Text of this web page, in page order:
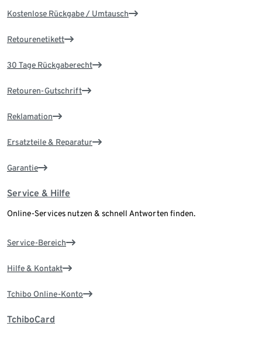
Kostenlose Rückgabe / Umtausch
Retourenetikett
30 Tage Rückgaberecht
Retouren-Gutschrift
Reklamation
Ersatzteile & Reparatur
Garantie
Service & Hilfe
Online-Services nutzen & schnell Antworten finden.
Service-Bereich
Hilfe & Kontakt
Tchibo Online-Konto
TchiboCard